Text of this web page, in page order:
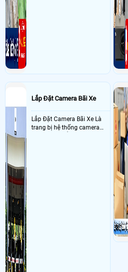
Lắp Đặt Camera Bãi Xe
Lắp Đặt Camera Bãi Xe Là
trang bị hệ thống camera